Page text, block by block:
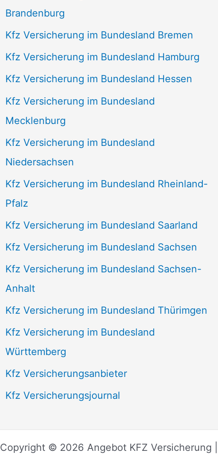
Brandenburg
Kfz Versicherung im Bundesland Bremen
Kfz Versicherung im Bundesland Hamburg
Kfz Versicherung im Bundesland Hessen
Kfz Versicherung im Bundesland
Mecklenburg
Kfz Versicherung im Bundesland
Niedersachsen
Kfz Versicherung im Bundesland Rheinland-
Pfalz
Kfz Versicherung im Bundesland Saarland
Kfz Versicherung im Bundesland Sachsen
Kfz Versicherung im Bundesland Sachsen-
Anhalt
Kfz Versicherung im Bundesland Thürimgen
Kfz Versicherung im Bundesland
Württemberg
Kfz Versicherungsanbieter
Kfz Versicherungsjournal
Copyright © 2026 Angebot KFZ Versicherung |